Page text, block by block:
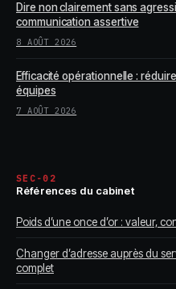
Dire non clairement sans
communication assertive
8 AOÛT 2026
Efficacité opérationnelle :
équipes
7 AOÛT 2026
SEC-02
Références du cabinet
Poids d’une once d’or : valeur,
Changer d’adresse auprès du
complet